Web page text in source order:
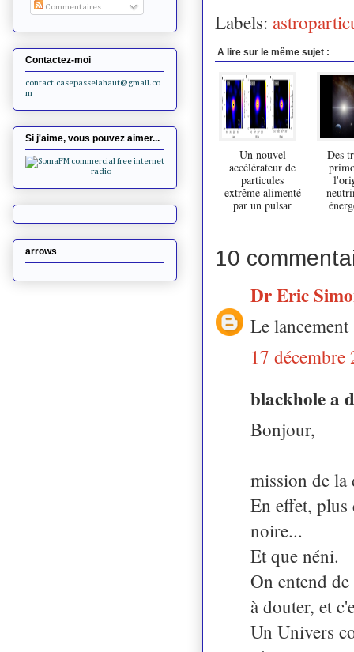
Labels:
A lire sur le même sujet :
Un nouvel
accélérateur de
particules
extrême alimenté
par un pulsar
Des
10
Dr Eric
Le
17
blackhole a
Bonjour,
mission de la
En effet, plus
noire...
Et que néni.
On entend
à douter, et
Un Univers
Commentaires
Contactez-moi
contact.casepasselahaut@gmail.co
m
Si j'aime, vous pouvez aimer...
arrows